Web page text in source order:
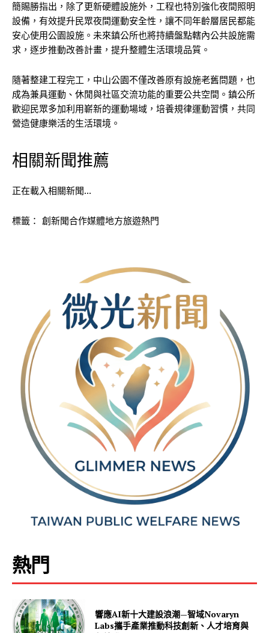
簡賜勝指出，除了更新硬體設施外，工程也特別強化夜間照明
設備，有效提升民眾夜間運動安全性，讓不同年齡層居民都能
安心使用公園設施。未來鎮公所也將持續盤點轄內公共設施需
求，逐步推動改善計畫，提升整體生活環境品質。
隨著整建工程完工，中山公園不僅改善原有設施老舊問題，也
成為兼具運動、休閒與社區交流功能的重要公共空間。鎮公所
歡迎民眾多加利用嶄新的運動場域，培養規律運動習慣，共同
營造健康樂活的生活環境。
相關新聞推薦
正在載入相關新聞…
標籤： 創新聞合作媒體地方旅遊熱門
熱門
響應AI新十大建設浪潮—智域Novaryn
Labs攜手產業推動科技創新、人才培育與